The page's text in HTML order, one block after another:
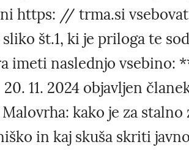
https: // trma.si
št.1, ki je priloga te
imeti naslednjo vsebino:
11. 2024 objavljen
kako je za stalno
in kaj skuša skriti